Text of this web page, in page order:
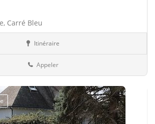
Carré Bleu
Itinéraire
Appeler